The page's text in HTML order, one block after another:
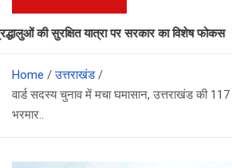
सुरक्षित यात्रा पर सरकार का विशेष फोकस
Home
उत्तराखंड
वार्ड सदस्य चुनाव में मचा घमासान, उत्तराखंड की 117
भरमार..